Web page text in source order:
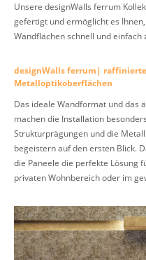
Unsere designWalls ferrum
gefertigt und ermöglicht es
Wandflächen schnell und einfach
designWalls ferrum|
Metalloptikoberflächen
Das ideale Wandformat und das
machen die Installation
Strukturprägungen und die
begeistern auf den ersten Blick.
die Paneele die perfekte Lösung
privaten Wohnbereich oder im